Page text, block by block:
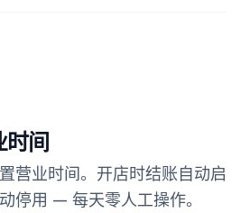
时间
营业时间。开店时结账自动启
停用 — 每天零人工操作。